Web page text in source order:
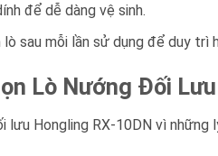
để dễ dàng vệ sinh.
sau mỗi lần sử dụng để duy trì
Lò Nướng Đối
lưu Hongling RX-10DN vì những